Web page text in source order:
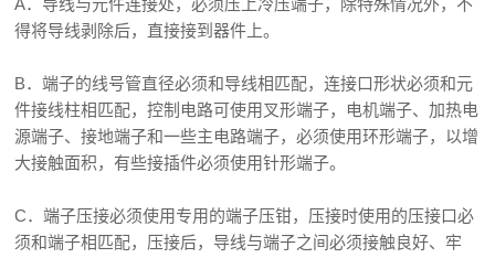
A．导线与元件连接处，必须压上冷压端子，除特殊情况外，不
得将导线剥除后，直接接到器件上。
B．端子的线号管直径必须和导线相匹配，连接口形状必须和元
件接线柱相匹配，控制电路可使用叉形端子，电机端子、加热电
源端子、接地端子和一些主电路端子，必须使用环形端子，以增
大接触面积，有些接插件必须使用针形端子。
C．端子压接必须使用专用的端子压钳，压接时使用的压接口必
须和端子相匹配，压接后，导线与端子之间必须接触良好、牢